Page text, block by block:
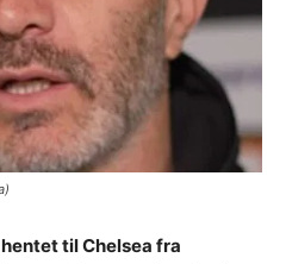
til Chelsea fra